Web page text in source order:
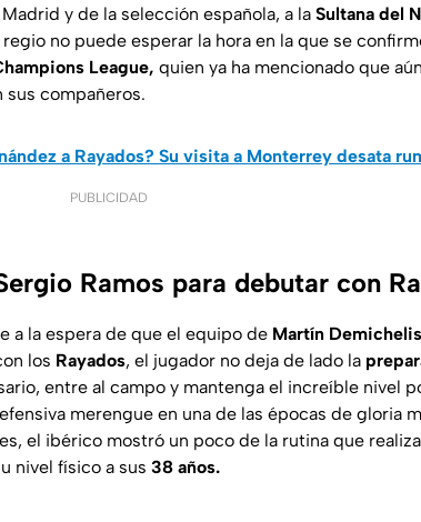
y de la selección española, a la Sultana del
no puede esperar la hora en la que se
League, quien ya ha mencionado que
sus compañeros.
a Rayados? Su visita a Monterrey desata
PUBLICIDAD
Ramos para debutar con
a la espera de que el equipo de Martín Demichelis
los Rayados, el jugador no deja de lado la
entre al campo y mantenga el increíble nivel
merengue en una de las épocas de gloria
el ibérico mostró un poco de la rutina que
nivel físico a sus 38 años.